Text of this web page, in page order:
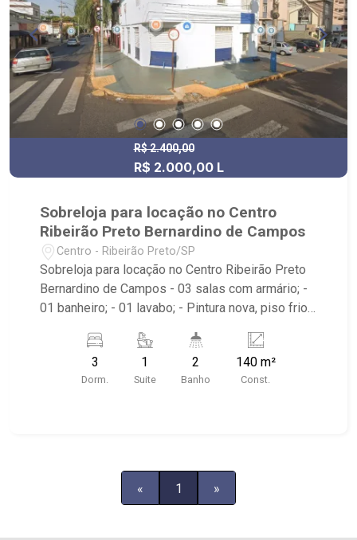
R$ 2.400,00
R$ 2.000,00 L
Sobreloja para locação no Centro
Ribeirão Preto Bernardino de Campos
Centro - Ribeirão Preto/SP
Sobreloja para locação no Centro Ribeirão Preto
Bernardino de Campos - 03 salas com armário; -
01 banheiro; - 01 lavabo; - Pintura nova, piso frio;
tem recepção no térreo - imóvel de esquina. -
região já consolidado, bem servida de transporte
público. - apenas duas quadras da av. 09 de
3
Dorm.
1
Suite
2
Banho
140 m²
Const.
« 1 »